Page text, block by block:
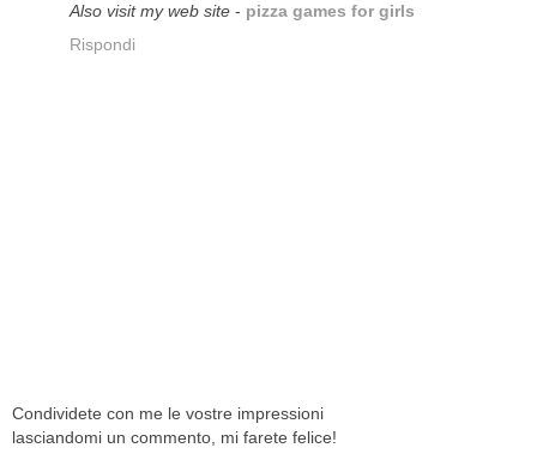
Also visit my web site - pizza games for girls
Rispondi
Condividete con me le vostre impressioni
lasciandomi un commento, mi farete felice!